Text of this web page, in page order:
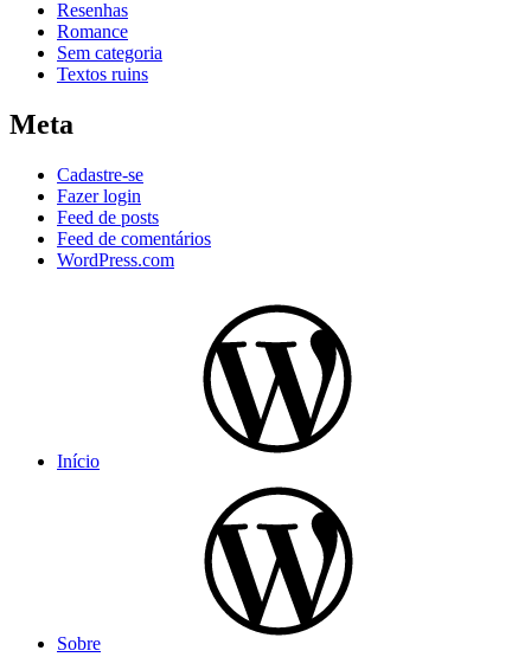
Resenhas
Romance
Sem categoria
Textos ruins
Meta
Cadastre-se
Fazer login
Feed de posts
Feed de comentários
WordPress.com
Início
Sobre